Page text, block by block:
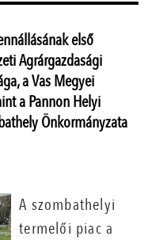
első
Agrárgazdasági
a Vas Megyei
a Pannon Helyi
Önkormányzata
A szombathelyi
termelői piac a